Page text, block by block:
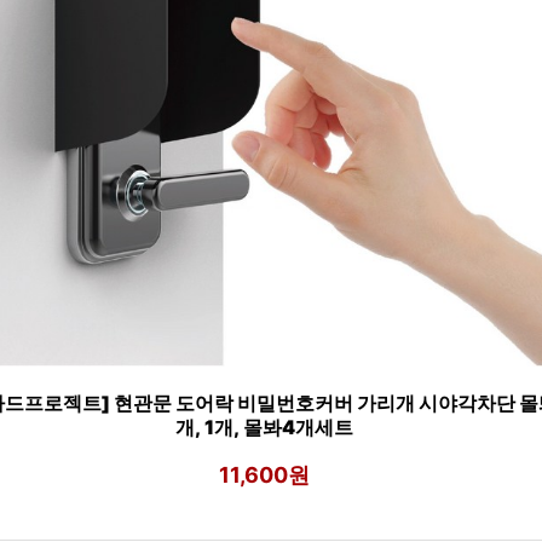
프로젝트] 현관문 도어락 비밀번호커버 가리개 시야각차단
개, 1개, 몰봐4개세트
11,600원